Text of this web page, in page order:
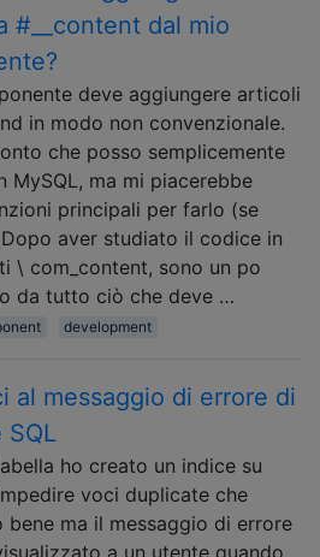
#__content dal mio
deve aggiungere articoli
in modo non convenzionale.
che posso semplicemente
MySQL, ma mi piacerebbe
principali per farlo (se
aver studiato il codice in
\ com_content, sono un po
da tutto ciò che deve …
development
al messaggio di errore di
SQL
ho creato un indice su
voci duplicate che
bene ma il messaggio di errore
a un utente quando